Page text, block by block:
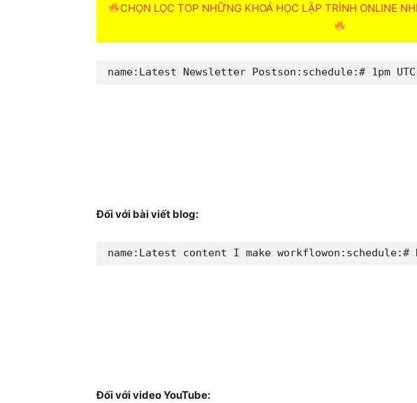
CHỌN LỌC TOP NHỮNG KHOÁ HỌC LẬP TRÌNH ONLINE
name: Latest Newsletter Postson : schedule:# 1pm
Đối với bài viết blog:
name: Latest content I make workflowon : schedule:#
Đối với video YouTube: